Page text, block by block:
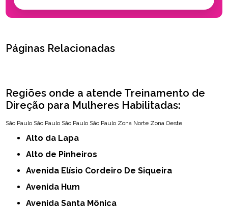
Páginas Relacionadas
Regiões onde a atende Treinamento de
Direção para Mulheres Habilitadas:
São Paulo São Paulo São Paulo São Paulo Zona Norte Zona Oeste
Alto da Lapa
Alto de Pinheiros
Avenida Elísio Cordeiro De Siqueira
Avenida Hum
Avenida Santa Mônica